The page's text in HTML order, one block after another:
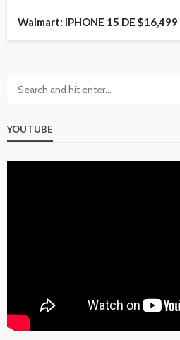
Walmart: IPHONE 15 DE
YOUTUBE